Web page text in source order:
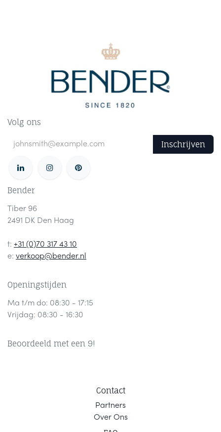
Volg ons
Inschrijven
Bender
Tiber 96
2491 DK Den Haag
t: +31 (0)70 317 43 10
e: verkoop@bender.nl
Openingstijden
Ma t/m do: 08:30 - 17:15
Vrijdag: 08:30 - 16:30
Beoordeeld met een 9!
Contact
Partners
Over Ons